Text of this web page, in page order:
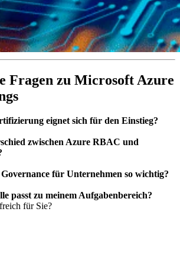
Fragen zu Microsoft Azure
eignet sich für den Einstieg?
zwischen Azure RBAC und
für Unternehmen so wichtig?
passt zu meinem Aufgabenbereich?
für Sie?